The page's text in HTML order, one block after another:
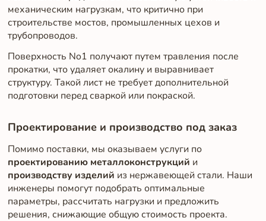
механическим нагрузкам, что критично при
строительстве мостов, промышленных цехов и
трубопроводов.
Поверхность No1 получают путем травления после
прокатки, что удаляет окалину и выравнивает
структуру. Такой лист не требует дополнительной
подготовки перед сваркой или покраской.
Проектирование и производство под заказ
Помимо поставки, мы оказываем услуги по
проектированию металлоконструкций и
производству изделий из нержавеющей стали. Наши
инженеры помогут подобрать оптимальные
параметры, рассчитать нагрузки и предложить
решения, снижающие общую стоимость проекта.